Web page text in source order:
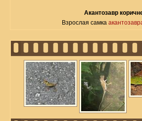
Акантозавр
Взрослая самка